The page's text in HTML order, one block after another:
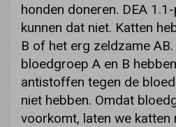
honden doneren. DEA
kunnen dat niet. Katten
B of het erg zeldzame
bloedgroep A en B
antistoffen tegen de
niet hebben. Omdat
voorkomt, laten we